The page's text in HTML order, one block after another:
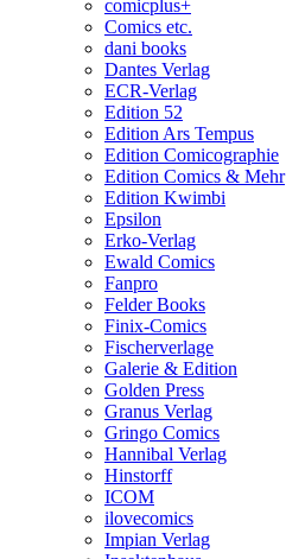
comicplus+
Comics etc.
dani books
Dantes Verlag
ECR-Verlag
Edition 52
Edition Ars Tempus
Edition Comicographie
Edition Comics & Mehr
Edition Kwimbi
Epsilon
Erko-Verlag
Ewald Comics
Fanpro
Felder Books
Finix-Comics
Fischerverlage
Galerie & Edition
Golden Press
Granus Verlag
Gringo Comics
Hannibal Verlag
Hinstorff
ICOM
ilovecomics
Impian Verlag